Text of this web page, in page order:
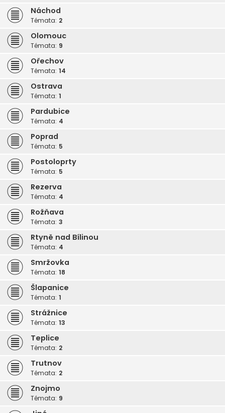
Náchod
Témata: 2
Olomouc
Témata: 9
Ořechov
Témata: 14
Ostrava
Témata: 1
Pardubice
Témata: 4
Poprad
Témata: 5
Postoloprty
Témata: 5
Rezerva
Témata: 4
Rožňava
Témata: 3
Rtyně nad Bílinou
Témata: 4
Smržovka
Témata: 18
Šlapanice
Témata: 1
Strážnice
Témata: 13
Teplice
Témata: 2
Trutnov
Témata: 2
Znojmo
Témata: 9